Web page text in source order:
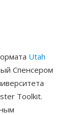
Utah
Спенсером
Toolkit.